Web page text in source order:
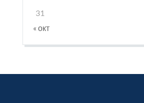
31
« окт